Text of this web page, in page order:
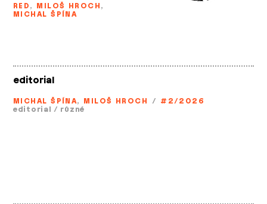
RED, MILOŠ HROCH,
MICHAL ŠPÍNA
editorial
MICHAL ŠPÍNA, MILOŠ HROCH / #2/2026
editorial / různé